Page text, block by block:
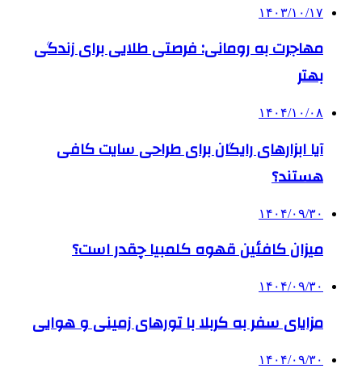
۱۴۰۳/۱۰/۱۷
مهاجرت به رومانی: فرصتی طلایی برای زندگی
بهتر
۱۴۰۴/۱۰/۰۸
آیا ابزارهای رایگان برای طراحی سایت کافی
هستند؟
۱۴۰۴/۰۹/۳۰
میزان کافئین قهوه کلمبیا چقدر است؟
۱۴۰۴/۰۹/۳۰
مزایای سفر به کربلا با تورهای زمینی و هوایی
۱۴۰۴/۰۹/۳۰